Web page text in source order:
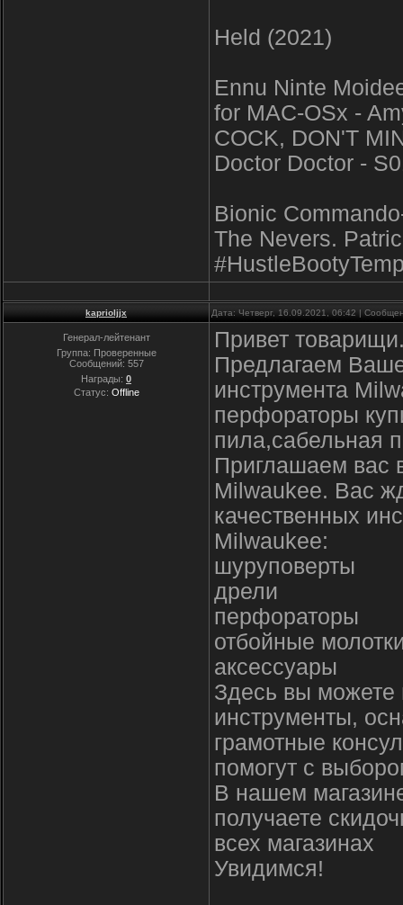
Held (2021)
Ennu Ninte
for MAC-OSx -
COCK, DON'T
Doctor Doctor -
Bionic
The Nevers.
kaprioljjx Дата: Четверг, 16.09.2021, 06:42 |
Генерал-лейтенант
Группа: Проверенные
Сообщений: 557
Награды: 0
Статус: Offline
Привет
Предлагаем
инструмента
перфораторы
пила,сабельная
Приглашаем вас
Milwaukee. Вас
качественных
Milwaukee:
шуруповерты
дрели
перфораторы
отбойные
аксессуары
Здесь вы можете
инструменты,
грамотные
помогут с
В нашем
получаете
всех магазинах
Увидимся!